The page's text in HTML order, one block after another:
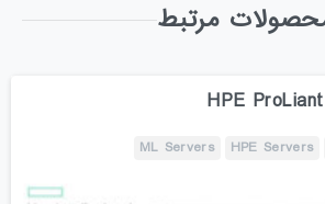
مرتبط
HPE Servers
ML Servers